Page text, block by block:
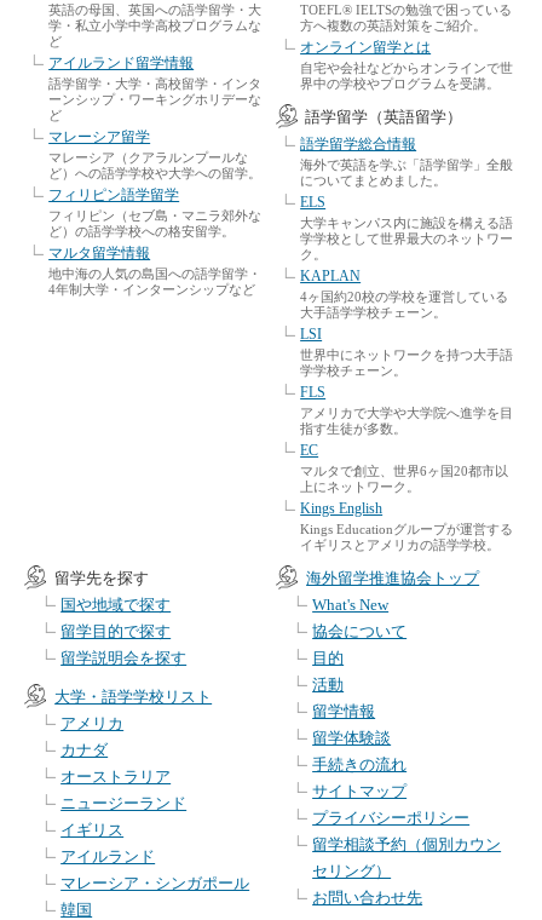
英語の母国、英国への語学留学・大
学・私立小学中学高校プログラムな
ど
アイルランド留学情報
語学留学・大学・高校留学・インタ
ーンシップ・ワーキングホリデーな
ど
マレーシア留学
マレーシア（クアラルンプールな
ど）への語学学校や大学への留学。
フィリピン語学留学
フィリピン（セブ島・マニラ郊外な
ど）の語学学校への格安留学。
マルタ留学情報
地中海の人気の島国への語学留学・
4年制大学・インターンシップなど
TOEFL® IELTSの勉強で困っている
方へ複数の英語対策をご紹介。
オンライン留学とは
自宅や会社などからオンラインで世
界中の学校やプログラムを受講。
語学留学（英語留学）
語学留学総合情報
海外で英語を学ぶ「語学留学」全般
についてまとめました。
ELS
大学キャンパス内に施設を構える語
学学校として世界最大のネットワー
ク。
KAPLAN
4ヶ国約20校の学校を運営している
大手語学学校チェーン。
LSI
世界中にネットワークを持つ大手語
学学校チェーン。
FLS
アメリカで大学や大学院へ進学を目
指す生徒が多数。
EC
マルタで創立、世界6ヶ国20都市以
上にネットワーク。
Kings English
Kings Educationグループが運営する
イギリスとアメリカの語学学校。
留学先を探す
国や地域で探す
留学目的で探す
留学説明会を探す
大学・語学学校リスト
アメリカ
カナダ
オーストラリア
ニュージーランド
イギリス
アイルランド
マレーシア・シンガポール
韓国
海外留学推進協会トップ
What's New
協会について
目的
活動
留学情報
留学体験談
手続きの流れ
サイトマップ
プライバシーポリシー
留学相談予約（個別カウン
セリング）
お問い合わせ先